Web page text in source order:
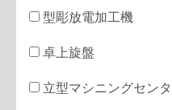
型彫放電加工機
卓上旋盤
立型マシニングセンタ